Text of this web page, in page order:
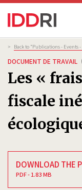
Skip
to
main
content
Breadcrumb
> Back to “Publications - Events -
DOCUMENT DE TRAVAIL
Les «
fiscale
DOWNLOAD THE
PDF - 1.83 MB